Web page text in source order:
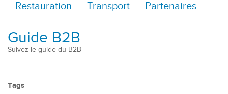
Restauration
Transport Partenaires
Guide B2B
Suivez le guide du B2B
Tags